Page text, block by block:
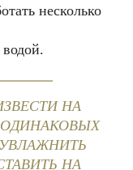
несколько
водой.
НА
НА